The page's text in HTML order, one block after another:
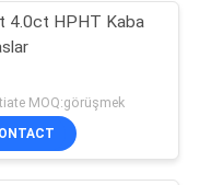
4.0ct HPHT Kaba
MOQ:görüşmek